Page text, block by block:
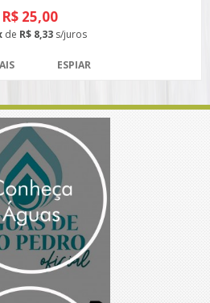
R$ 25,00
de R$ 8,33s/juros
ESPIAR